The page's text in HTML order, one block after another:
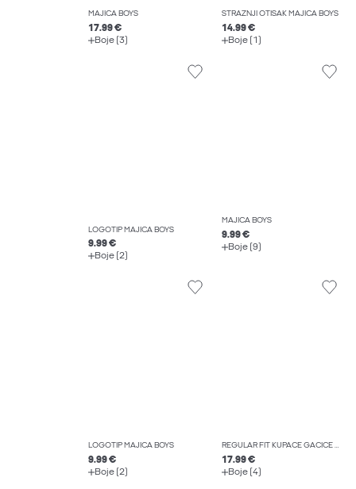
MAJICA BOYS
17.99 €
Boje (3)
STRAŽNJI OTISAK MAJICA BOYS
14.99 €
Boje (1)
LOGOTIP MAJICA BOYS
9.99 €
Boje (2)
MAJICA BOYS
9.99 €
Boje (9)
LOGOTIP MAJICA BOYS
9.99 €
Boje (2)
REGULAR FIT KUPAĆE GAĆICE BOYS
17.99 €
Boje (4)